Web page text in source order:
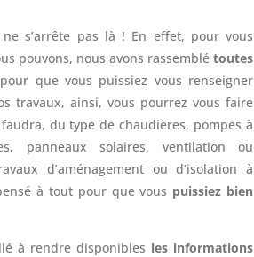
ne s’arrête pas là ! En effet, pour vous
pouvons, nous avons rassemblé toutes
pour que vous puissiez vous renseigner
travaux, ainsi, vous pourrez vous faire
faudra, du type de chaudières, pompes à
panneaux solaires, ventilation ou
d’aménagement ou d’isolation à
à tout pour que vous puissiez bien
à rendre disponibles les informations